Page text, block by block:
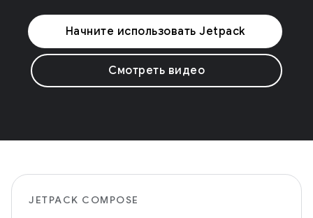
Начните использовать Jetpack
Смотреть видео
JETPACK COMPOSE